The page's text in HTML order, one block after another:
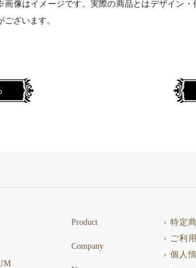
画像はイメージです。実際の商品とはデザイン・
ございます。
Product
Company
› 特定
› ご利
› 個人